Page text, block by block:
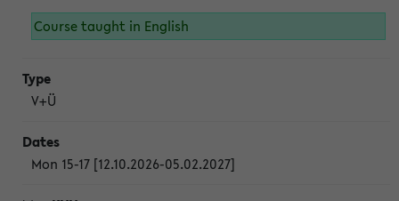
Course taught in English
V+Ü
Mon 15-17 [12.10.2026-05.02.2027]